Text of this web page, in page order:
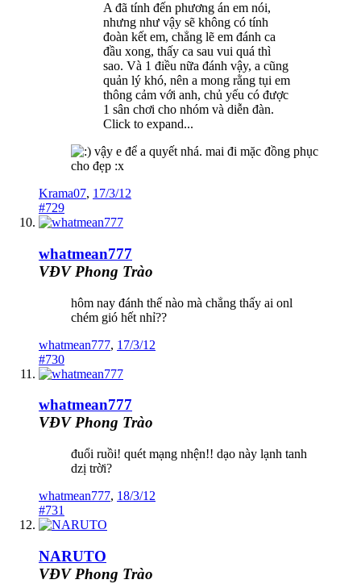
A đã tính đến phương án em nói,
nhưng như vậy sẽ không có tính
đoàn kết em, chẳng lẽ em đánh ca
đầu xong, thấy ca sau vui quá thì
sao. Và 1 điều nữa đánh vậy, a cũng
quản lý khó, nên a mong rằng tụi em
thông cảm với anh, chủ yếu có được
1 sân chơi cho nhóm và diễn đàn.
Click to expand...
vậy e để a quyết nhá. mai đi mặc đồng phục
cho đẹp :x
Krama07, 17/3/12
#729
whatmean777
VĐV Phong Trào
hôm nay đánh thế nào mà chẳng thấy ai onl
chém gió hết nhỉ??
whatmean777, 17/3/12
#730
whatmean777
VĐV Phong Trào
đuổi ruồi! quét mạng nhện!! dạo này lạnh tanh
dzị trời?
whatmean777, 18/3/12
#731
NARUTO
VĐV Phong Trào